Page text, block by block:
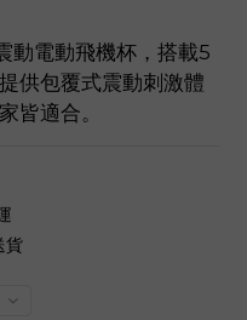
電動飛機杯，搭載5
供包覆式震動刺激體
皆適合。
貨